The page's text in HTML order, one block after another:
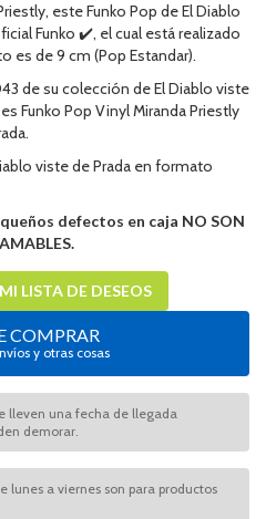
este Funko Pop de El Diablo
Funko ✔️, el cual está realizado
es de 9 cm (Pop Estandar).
de su colección de El Diablo viste
Funko Pop Vinyl Miranda Priestly
viste de Prada en formato
defectos en caja NO SON
LISTA DE DESEOS
COMPRAR
y otras cosas
lleven una fecha de llegada
demorar.
lunes a viernes son para productos